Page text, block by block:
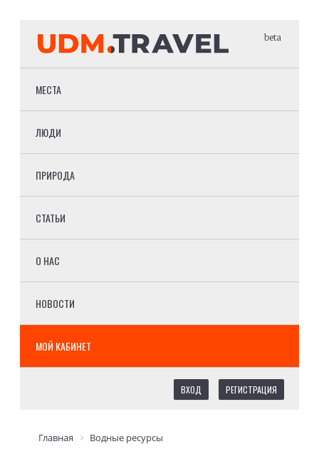
beta
МЕСТА
ЛЮДИ
ПРИРОДА
СТАТЬИ
О НАС
НОВОСТИ
МОЙ КАБИНЕТ
ВХОД РЕГИСТРАЦИЯ
Главная
Водные ресурсы